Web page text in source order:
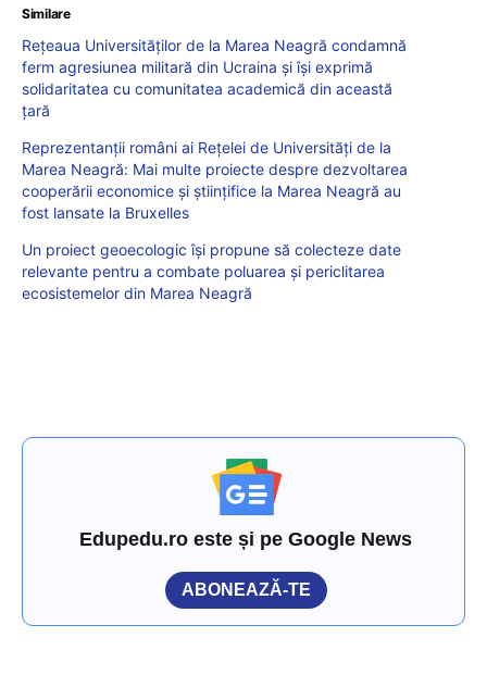
Similare
Rețeaua Universităților de la Marea Neagră condamnă
ferm agresiunea militară din Ucraina și își exprimă
solidaritatea cu comunitatea academică din această
țară
Reprezentanții români ai Rețelei de Universități de la
Marea Neagră: Mai multe proiecte despre dezvoltarea
cooperării economice și științifice la Marea Neagră au
fost lansate la Bruxelles
Un proiect geoecologic își propune să colecteze date
relevante pentru a combate poluarea și periclitarea
ecosistemelor din Marea Neagră
Edupedu.ro este și pe Google News
ABONEAZĂ-TE